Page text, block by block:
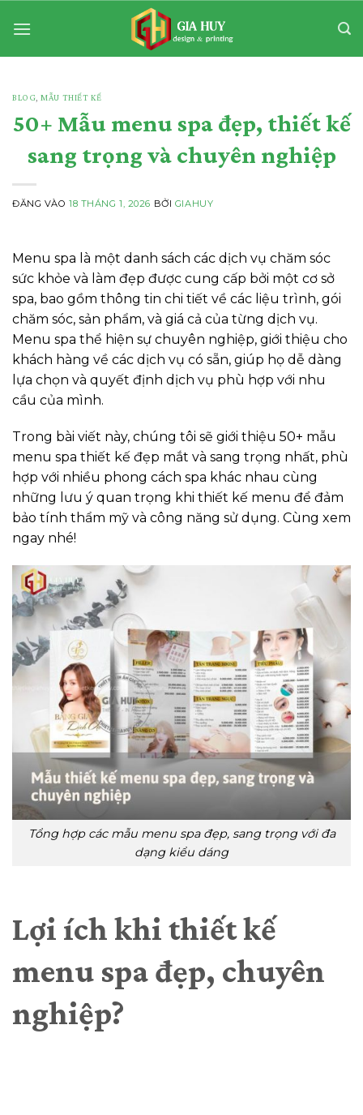
qua
BLOG ,MẪU THIẾT KẾ
50+ Mẫu menu spa đẹp, thiết kế
sang trọng và chuyên nghiệp
ĐĂNG VÀO18 THÁNG 1, 2026 BỞI GIAHUY
Menu spa là một danh sách các dịch vụ chăm sóc
sức khỏe và làm đẹp được cung cấp bởi một cơ sở
spa, bao gồm thông tin chi tiết về các liệu trình, gói
chăm sóc, sản phẩm, và giá cả của từng dịch vụ.
Menu spa thể hiện sự chuyên nghiệp, giới thiệu cho
khách hàng về các dịch vụ có sẵn, giúp họ dễ dàng
lựa chọn và quyết định dịch vụ phù hợp với nhu
cầu của mình.
Trong bài viết này, chúng tôi sẽ giới thiệu 50+ mẫu
menu spa thiết kế đẹp mắt và sang trọng nhất, phù
hợp với nhiều phong cách spa khác nhau cùng
những lưu ý quan trọng khi thiết kế menu để đảm
bảo tính thẩm mỹ và công năng sử dụng. Cùng xem
ngay nhé!
Tổng hợp các mẫu menu spa đẹp, sang trọng với đa
dạng kiểu dáng
Lợi ích khi thiết kế
menu spa đẹp, chuyên
nghiệp?